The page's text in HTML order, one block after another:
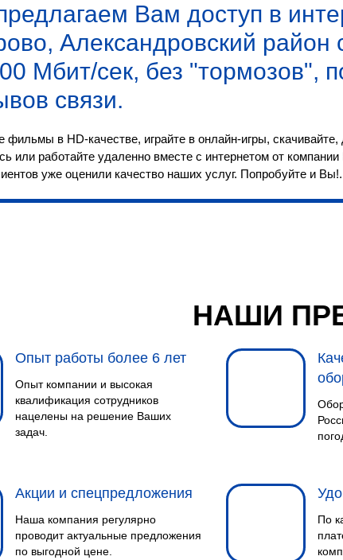
Вам доступ в
Александровский район
Мбит/сек, без "тормозов",
связи.
фильмы в HD-качестве, играйте в онлайн-игры, скачивайте,
или работайте удаленно вместе с интернетом от
уже оценили качество наших услуг. Попробуйте и Вы!.
НАШИ
Опыт работы более 6 лет
Опыт компании и высокая
квалификация сотрудников
нацелены на решение Ваших
задач.
Акции и спецпредложения
Наша компания регулярно
проводит актуальные предложения
по выгодной цене.
По